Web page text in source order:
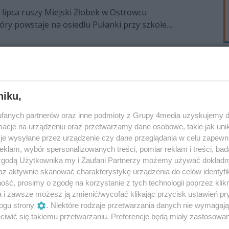
do wykonania? Odpowiedzi na te pytania
ruszy Miejski Żłobek w Ostrowcu
powstaje na osiedlu Pułanki przy szkole
do żłobka miejskiego rozpocznie
Świętokrzyskiego Katarzyna Piętos była
100,9 FM o godzinie 12:00. W czasie rozmowy
rekrutacji do żłobka miejskiego, zatrudnienia
tej instytucji, który został powołany wraz z
prezydent przypomina ile rodzice zapłacą za
najmłodszych pociech. Poruszamy też
w ramach konkursów dla organizacji
w Ostrowcu Świętokrzyskim będzie
miesięczne utrzymanie dziecka w powstającym
Świętokrzyskim. Radni jednogłośnie
podczas ostatniej sesji Rady Miejskiej, dotyczy
partnerów oraz inne podmioty z Grupy 4media uzyskujemy
na urządzeniu oraz przetwarzamy dane osobowe, takie jak
wysyłane przez urządzenie czy dane przeglądania w celu
wybór spersonalizowanych treści, pomiar reklam i treści,
Użytkownika my i Zaufani Partnerzy możemy używać
aktywnie skanować charakterystykę urządzenia do celów
prosimy o zgodę na korzystanie z tych technologii poprzez
i zawsze możesz ją zmienić/wycofać klikając przycisk ustawień
strony
. Niektóre rodzaje przetwarzania danych nie
się takiemu przetwarzaniu. Preferencje będą miały